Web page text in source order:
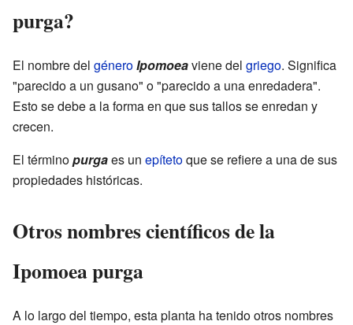
purga?
El nombre del géneroIpomoeaviene del griego. Significa
"parecido a un gusano" o "parecido a una enredadera".
Esto se debe a la forma en que sus tallos se enredan y
crecen.
El términopurgaes un epítetoque se refiere a una de sus
propiedades históricas.
Otros nombres científicos de la
Ipomoea purga
A lo largo del tiempo, esta planta ha tenido otros nombres